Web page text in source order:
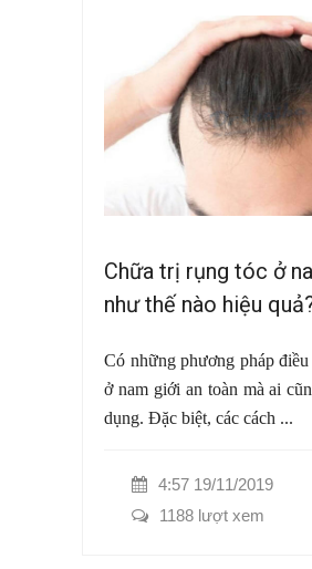
Chữa trị rụng tóc ở
như thế nào hiệu
Có những phương pháp
ở nam giới an toàn mà ai
dụng. Đặc biệt, các cách ...
4:57 19/11/2019
1188 lượt xem